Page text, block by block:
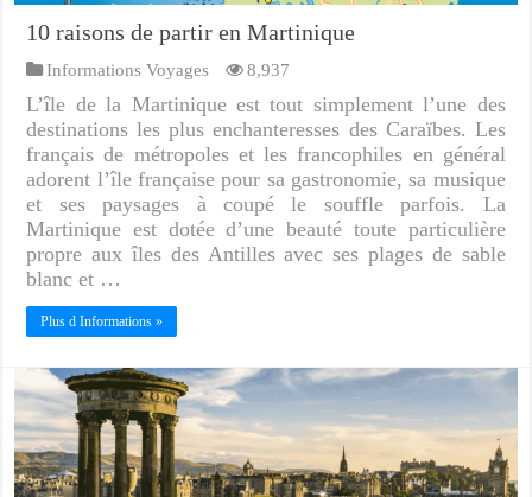
10 raisons de partir en Martinique
Informations Voyages 8,937
L’île de la Martinique est tout simplement l’une des
destinations les plus enchanteresses des Caraïbes. Les
français de métropoles et les francophiles en général
adorent l’île française pour sa gastronomie, sa musique
et ses paysages à coupé le souffle parfois. La
Martinique est dotée d’une beauté toute particulière
propre aux îles des Antilles avec ses plages de sable
blanc et …
Plus d Informations »